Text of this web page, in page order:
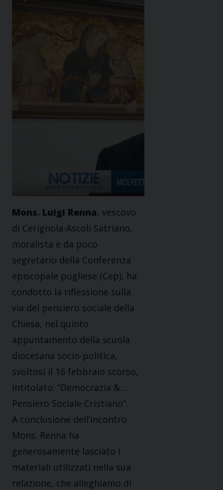
Mons. Luigi Renna, vescovo
di Cerignola-Ascoli Satriano,
moralista e da poco
segretario della Conferenza
episcopale pugliese (Cep), ha
condotto la riflessione sulla
via del pensiero sociale della
Chiesa, nel quinto
appuntamento della scuola
diocesana socio-politica,
svoltosi il 16 febbraio scorso,
intitolato: “Democrazia &…
Pensiero Sociale Cristiano”.
A conclusione dell’incontro
Mons. Renna ha
generosamente lasciato i
materiali utilizzati nella sua
relazione, che alleghiamo di